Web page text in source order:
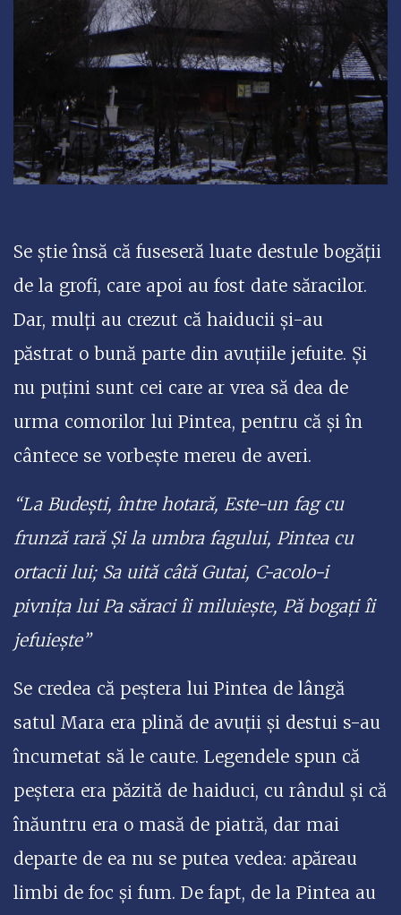
Se știe însă că fuseseră luate destule bogății
de la grofi, care apoi au fost date săracilor.
Dar, mulți au crezut că haiducii și-au
păstrat o bună parte din avuțiile jefuite. Și
nu puțini sunt cei care ar vrea să dea de
urma comorilor lui Pintea, pentru că și în
cântece se vorbește mereu de averi.
“La Budești, între hotară, Este-un fag cu
frunză rară Și la umbra fagului, Pintea cu
ortacii lui; Sa uită câtă Gutai, C-acolo-i
pivnița lui Pa săraci îi miluiește, Pă bogați îi
jefuiește”
Se credea că peștera lui Pintea de lângă
satul Mara era plină de avuții și destui s-au
încumetat să le caute. Legendele spun că
peștera era păzită de haiduci, cu rândul și că
înăuntru era o masă de piatră, dar mai
departe de ea nu se putea vedea: apăreau
limbi de foc și fum. De fapt, de la Pintea au